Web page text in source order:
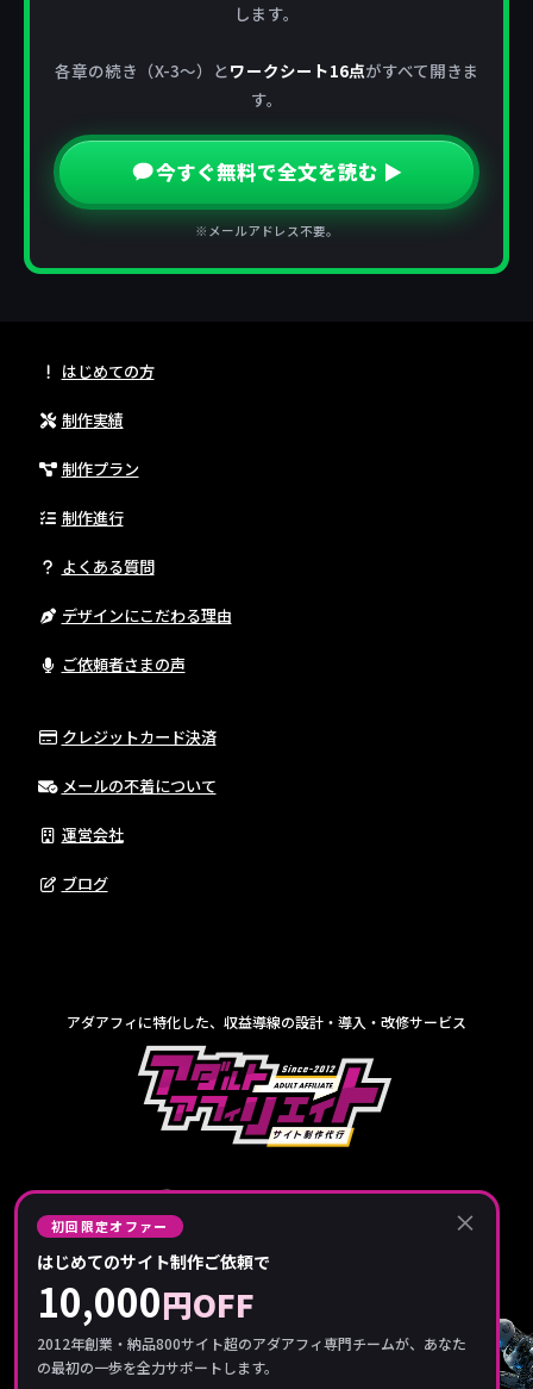
します。
各章の続き（X-3〜）とワークシート16点がすべて開きま
す。
今すぐ無料で全文を読む ▶
※メールアドレス不要。
はじめての方
制作実績
制作プラン
制作進行
よくある質問
デザインにこだわる理由
ご依頼者さまの声
クレジットカード決済
メールの不着について
運営会社
ブログ
アダアフィに特化した、収益導線の設計・導入・改修サービス
© 2012-2026アダアフィサポート｜アダルトアフィリエイト収益化支援【公式】
×
初回限定オファー
はじめてのサイト制作ご依頼で
10,000円OFF
2012年創業・納品800サイト超のアダアフィ専門チームが、あなた
の最初の一歩を全力サポートします。